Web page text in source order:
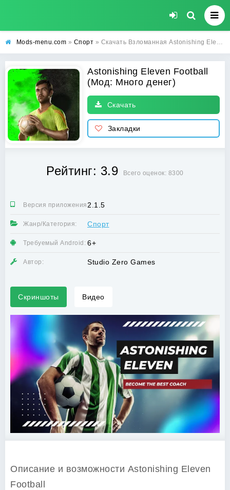
Mods-menu.com » Спорт » Скачать Взломанная Astonishing Eleven Football на Андроид (Много денег) бесплатно
Astonishing Eleven Football
(Мод: Много денег)
Скачать
Закладки
Рейтинг: 3.9 Всего оценок: 8300
Версия приложения:2.1.5
Жанр/Категория: Спорт
Требуемый Android: 6+
Автор: Studio Zero Games
Скриншоты Видео
Описание и возможности Astonishing Eleven
Football